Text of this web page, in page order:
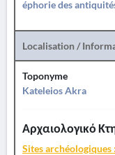
éphorie des
Localisation /
Toponyme
Kateleios Akra
Αρχαιολογικό
Sites archéologiques :